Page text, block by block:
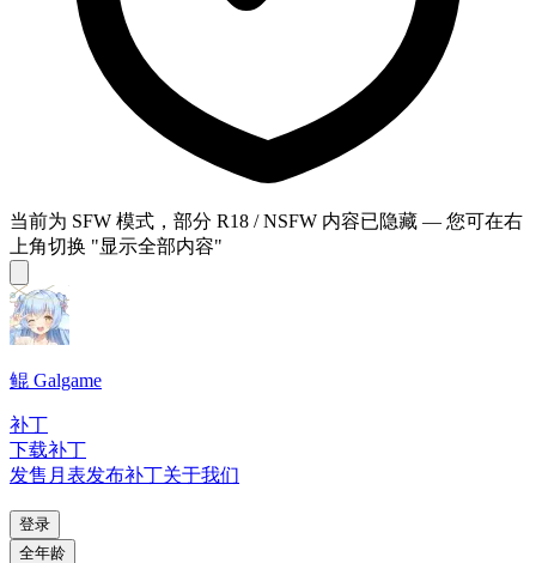
当前为 SFW 模式，部分 R18 / NSFW 内容已隐藏 — 您可在右
上角切换 "显示全部内容"
鲲 Galgame
补丁
下载补丁
发售月表发布补丁关于我们
登录
全年龄